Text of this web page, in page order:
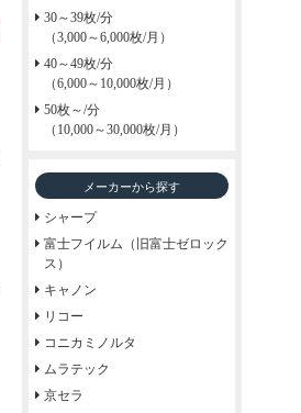
30～39枚/分
（3,000～6,000枚/月）
40～49枚/分
（6,000～10,000枚/月）
50枚～/分
（10,000～30,000枚/月）
メーカーから探す
シャープ
富士フイルム（旧富士ゼロック
ス）
キャノン
リコー
コニカミノルタ
ムラテック
京セラ